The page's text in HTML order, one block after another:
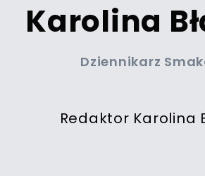
Karolina
Dziennikarz
Redaktor Karolina